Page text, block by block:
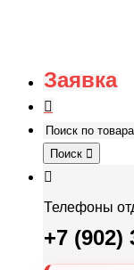
Заявка
Поиск
Телефоны
+7 (902)